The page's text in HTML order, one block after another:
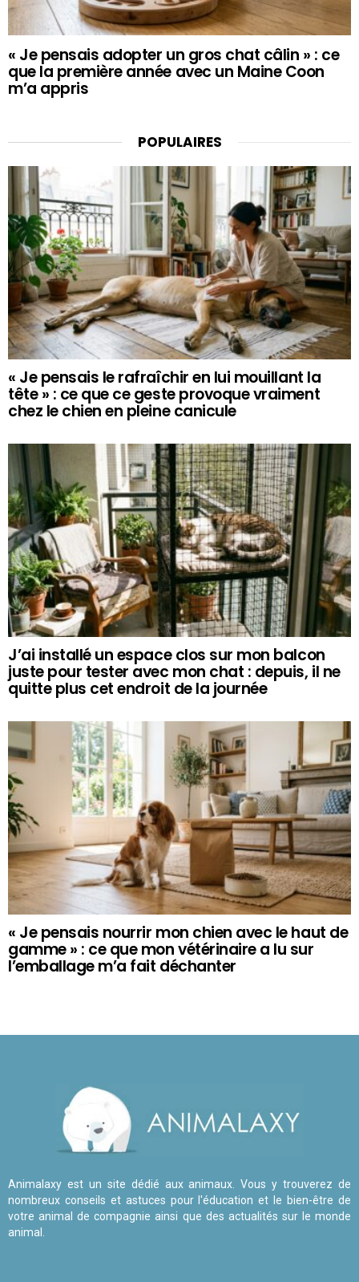
« Je pensais adopter un gros chat câlin » : ce
que la première année avec un Maine Coon
m’a appris
POPULAIRES
« Je pensais le rafraîchir en lui mouillant la
tête » : ce que ce geste provoque vraiment
chez le chien en pleine canicule
J’ai installé un espace clos sur mon balcon
juste pour tester avec mon chat : depuis, il ne
quitte plus cet endroit de la journée
« Je pensais nourrir mon chien avec le haut de
gamme » : ce que mon vétérinaire a lu sur
l’emballage m’a fait déchanter
Animalaxy est un site dédié aux animaux. Vous y trouverez de
nombreux conseils et astuces pour l'éducation et le bien-être de
votre animal de compagnie ainsi que des actualités sur le monde
animal.